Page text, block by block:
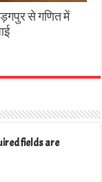
से गणित में
fields are